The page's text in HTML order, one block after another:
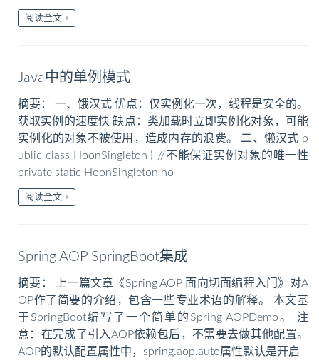
阅读全文
Java中的单例模式
摘要： 一、饿汉式 优点：仅实例化一次，线程是安全的。
获取实例的速度快 缺点：类加载时立即实例化对象，可能
实例化的对象不被使用，造成内存的浪费。 二、懒汉式 p
ublic class HoonSingleton { //不能保证实例对象的唯一性
private static HoonSingleton ho
阅读全文
Spring AOP SpringBoot集成
摘要： 上一篇文章《Spring AOP 面向切面编程入门》对A
OP作了简要的介绍，包含一些专业术语的解释。 本文基
于SpringBoot编写了一个简单的Spring AOPDemo。 注
意：在完成了引入AOP依赖包后，不需要去做其他配置。
AOP的默认配置属性中，spring.aop.auto属性默认是开启